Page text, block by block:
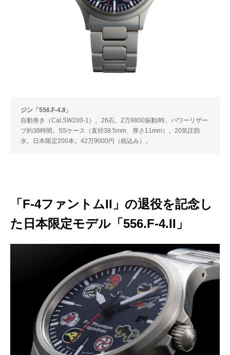
ジン「556.F-4.II」
自動巻き（Cal.SW200-1）。26石。2万8800振動/時。パワーリザー
ブ約38時間。SSケース（直径38.5mm、厚さ11mm）。20気圧防
水。日本限定200本。42万9000円（税込み）。
「F-4ファントムII」の退役を記念し
た日本限定モデル「556.F-4.II」